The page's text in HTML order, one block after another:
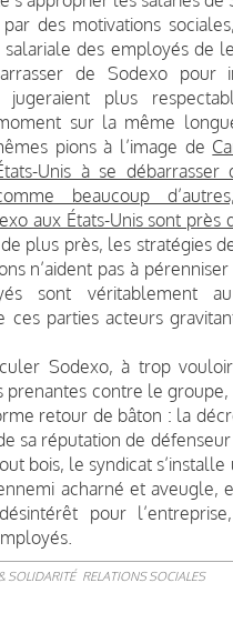
des motivations
des employés de
de Sodexo pour
jugeraient plus
sur la même
pions à l’image de
Unis à se débarrasser
beaucoup
aux États-Unis sont près
plus près, les stratégies
n’aident pas à
sont véritablement
ces parties acteurs
Sodexo, à trop
prenantes contre le groupe,
retour de bâton : la
sa réputation de défenseur
bois, le syndicat
acharné et aveugle,
pour
SOLIDARITÉ RELATIONS SOCIALES